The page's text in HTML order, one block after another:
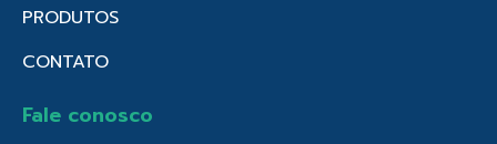
PRODUTOS
CONTATO
Fale conosco